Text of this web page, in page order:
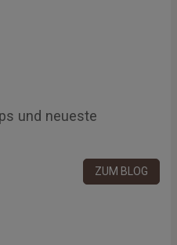
und neueste
ZUM BLOG